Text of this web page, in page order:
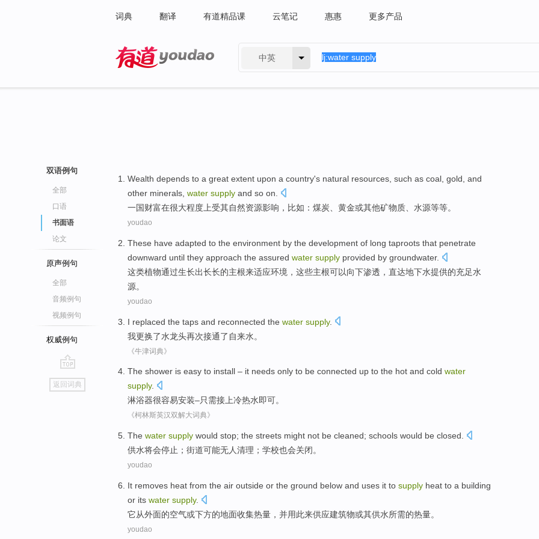
词典 翻译 有道精品课 云笔记 惠惠 更多产品
中英
双语例句
全部
口语
书面语
论文
原声例句
全部
音频例句
视频例句
权威例句
go
top
返回词典
Wealth depends to a great extent upon a country's natural resources such as coal gold and
other minerals water supply and so on
一国财富在很大程度 上受其自然资源影响， 比如 ： 煤炭 黄金或其他矿物质 水源等等。
youdao
These have adapted to the environment by the development of long taproots that penetrate
downward until they approach the assured water supply provided by groundwater.
这类植物通过生长出长长的主根来适应环境 ，这些主根可以向下渗透 ，直达地下水提供的充足水
源。
youdao
I replaced the taps and reconnected the water supply.
我更换了水龙头再次接通了自来水。
《牛津词典》
The shower is easy to install – it needs only to be connected up to the hot and cold water
supply.
淋浴器很容易安装–只需接上冷热水即可。
《柯林斯英汉双解大词典》
The water supply would stop; the streets might not be cleaned; schools would be closed
供水将会停止 ； 街道可能无人清理； 学校也会关闭。
youdao
It removes heat from the air outside or the ground below and uses it to supply heat to a building
or its water supply.
它从外面的空气或下方的地面收集热量 ， 并用此来供应建筑物或其供水所需的热量。
youdao